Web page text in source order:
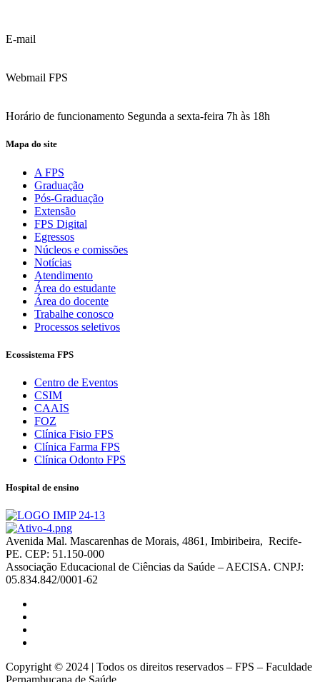
E-mail
Webmail FPS
Horário de funcionamento Segunda a sexta-feira 7h às 18h
Mapa do site
A FPS
Graduação
Pós-Graduação
Extensão
FPS Digital
Egressos
Núcleos e comissões
Notícias
Atendimento
Área do estudante
Área do docente
Trabalhe conosco
Processos seletivos
Ecossistema FPS
Centro de Eventos
CSIM
CAAIS
FOZ
Clínica Fisio FPS
Clínica Farma FPS
Clínica Odonto FPS
Hospital de ensino
Avenida Mal. Mascarenhas de Morais, 4861, Imbiribeira, Recife-
PE. CEP: 51.150-000
Associação Educacional de Ciências da Saúde – AECISA. CNPJ:
05.834.842/0001-62
Copyright © 2024 | Todos os direitos reservados – FPS – Faculdade